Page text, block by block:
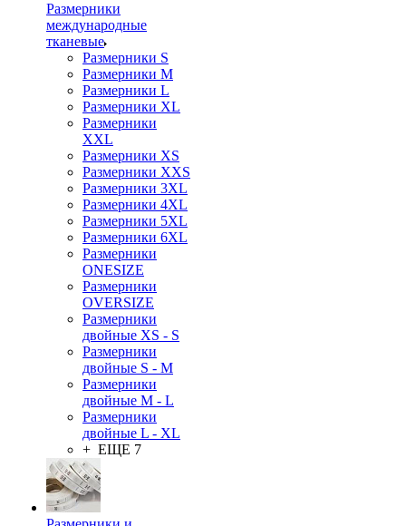
Размерники
международные
тканевые
Размерники S
Размерники M
Размерники L
Размерники XL
Размерники
XXL
Размерники XS
Размерники XXS
Размерники 3XL
Размерники 4XL
Размерники 5XL
Размерники 6XL
Размерники
ONESIZE
Размерники
OVERSIZE
Размерники
двойные XS - S
Размерники
двойные S - M
Размерники
двойные M - L
Размерники
двойные L - XL
+ ЕЩЕ 7